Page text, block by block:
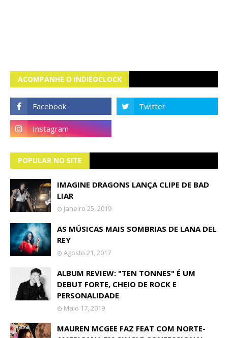
ACOMPANHE O INDIEOCLOCK
POPULAR NO SITE
IMAGINE DRAGONS LANÇA CLIPE DE BAD
LIAR
Janeiro 25, 2019
AS MÚSICAS MAIS SOMBRIAS DE LANA DEL
REY
Agosto 21, 2017
ALBUM REVIEW: "TEN TONNES" É UM
DEBUT FORTE, CHEIO DE ROCK E
PERSONALIDADE
Maio 17, 2019
MAUREN MCGEE FAZ FEAT COM NORTE-